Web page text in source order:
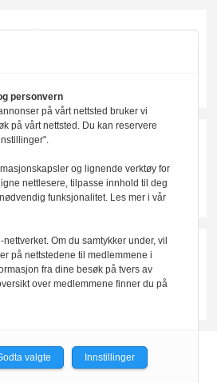
by Labrador CMS
personvern
på vårt nettsted bruker vi
på vårt nettsted. Du kan reservere
og lignende verktøy for
nettlesere, tilpasse innhold til deg
funksjonalitet. Les mer i vår
Om du samtykker under, vil
på nettstedene til medlemmene i
fra dine besøk på tvers av
over medlemmene finner du på
valgte Innstillinger